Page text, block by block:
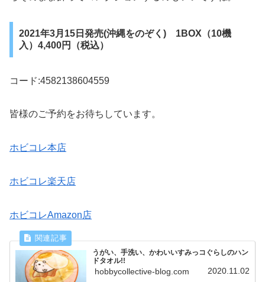
2021年3月15日発売(沖縄をのぞく) 1BOX（10機
入）4,400円（税込）
コード:4582138604559
皆様のご予約をお待ちしています。
ホビコレ本店
ホビコレ楽天店
ホビコレAmazon店
うがい、手洗い、かわいいすみっコぐらしのハン
ドタオル!!
hobbycollective-blog.com 2020.11.02